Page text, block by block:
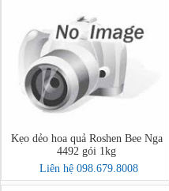
Kẹo dẻo hoa quả Roshen Bee Nga
4492 gói 1kg
Liên hệ 098.679.8008